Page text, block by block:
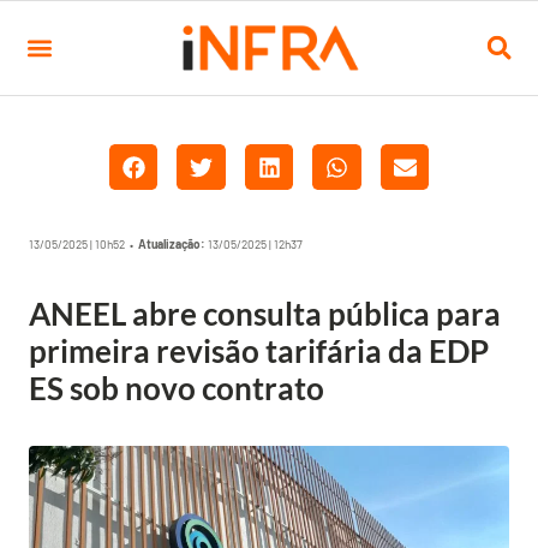
13/05/2025 | 10h52 • Atualização: 13/05/2025 | 12h37
ANEEL abre consulta pública para
primeira revisão tarifária da EDP
ES sob novo contrato